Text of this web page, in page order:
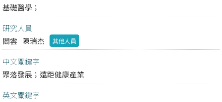
基礎醫學；
研究人員
閻雲 陳瑞杰 其他人員
中文關鍵字
聚落發展；遠距健康產業
英文關鍵字